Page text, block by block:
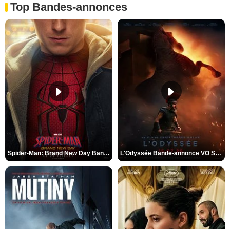
Top Bandes-annonces
Spider-Man: Brand New Day Bande-annonce VO STFR L'Odyssée Bande-annonce VO STFR